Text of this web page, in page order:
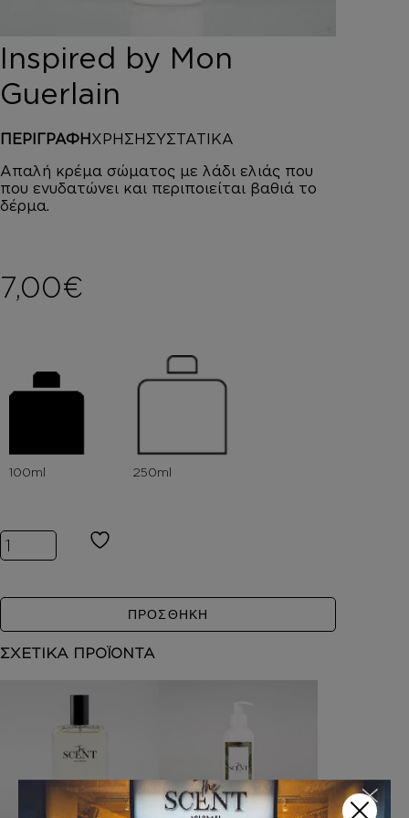
HOROMIA
SPECIAL OFFERS
ΚΑΛΑΘΙ
Inspired by Mon
Guerlain
ΠΕΡΙΓΡΑΦΗ ΧΡΗΣΗ ΣΥΣΤΑΤΙΚΑ
Απαλή κρέμα σώματος με λάδι ελιάς που
που ενυδατώνει και περιποιείται βαθιά το
δέρμα.
7,00€
Inspired by Mon Guerlain ποσότητα
ΠΡΟΣΘΗΚΗ
ΣΧΕΤΙΚΑ ΠΡΟΪΟΝΤΑ